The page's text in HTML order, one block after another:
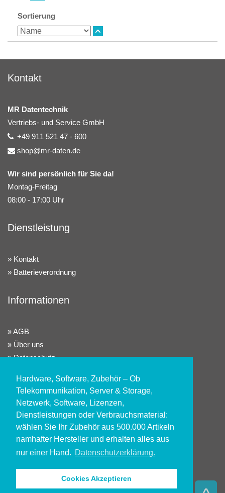
Hardware, Software, Zubehör – Ob
Telekommunikation, Server & Storage,
Netzwerk, Software, Lizenzen,
Dienstleistungen oder Verbrauchsmaterial:
wählen Sie Ihr Zubehör aus 500.000 Artikeln
namhafter Hersteller und erhalten alles aus
nur einer Hand. Datenschutzerklärung.
Cookies Akzeptieren
Sortierung
Kontakt
MR Datentechnik
Vertriebs- und Service GmbH
+49 911 521 47 - 600
shop@mr-daten.de
Wir sind persönlich für Sie da!
Montag-Freitag
08:00 - 17:00 Uhr
Dienstleistung
Kontakt
Batterieverordnung
Informationen
AGB
Über uns
Datenschutz
Impressum
Konto
Kundenlogin
Registrieren
Alle Preisangaben sind exkl. gesetzl. MwSt. zzgl.
Versandkosten